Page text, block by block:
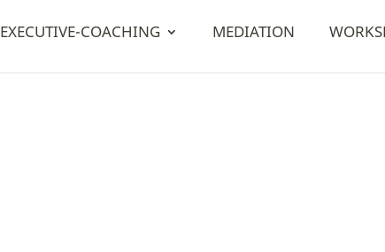
EXECUTIVE-COACHING MEDIATION